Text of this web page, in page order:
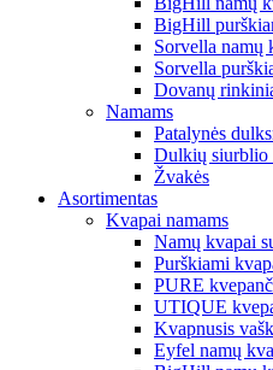
BigHill
Sorvella namų
Sorvella
Dovanų
Namams
Patalynės
Dulkių siurblio
Žvakės
Asortimentas
Kvapai namams
Namų kvapai
Purškiami
PURE
UTIQUE
Kvapnusis
Eyfel namų